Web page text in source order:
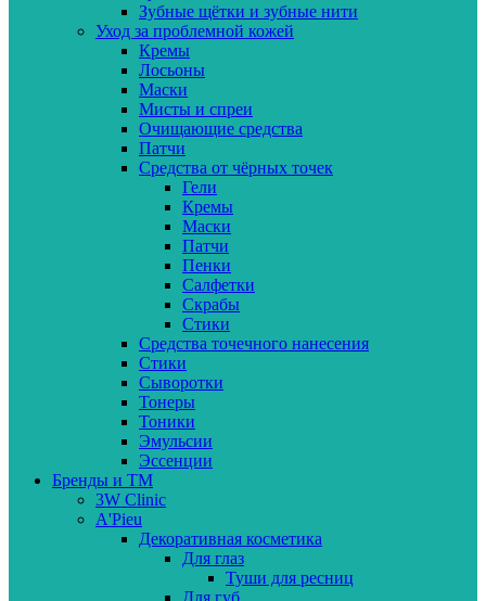
Зубные щётки и зубные нити
Уход за проблемной кожей
Кремы
Лосьоны
Маски
Мисты и спреи
Очищающие средства
Патчи
Средства от чёрных точек
Гели
Кремы
Маски
Патчи
Пенки
Салфетки
Скрабы
Стики
Средства точечного нанесения
Стики
Сыворотки
Тонеры
Тоники
Эмульсии
Эссенции
Бренды и ТМ
3W Clinic
A'Pieu
Декоративная косметика
Для глаз
Туши для ресниц
Для губ